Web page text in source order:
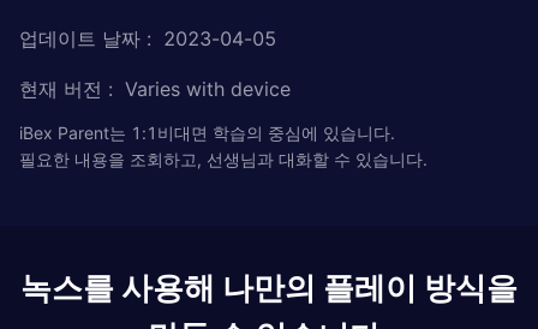
업데이트 날짜 : 2023-04-05
현재 버전 : Varies with device
iBex Parent는 1:1비대면 학습의 중심에 있습니다.
필요한 내용을 조회하고, 선생님과 대화할 수 있습니다.
녹스를 사용해 나만의 플레이 방식을